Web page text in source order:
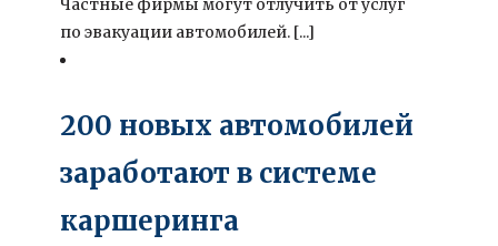
Частные фирмы могут отлучить от услуг
по эвакуации автомобилей. [...]
200 новых автомобилей
заработают в системе
каршеринга